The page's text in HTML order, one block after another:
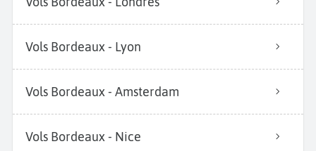
Vols Bordeaux - Lyon
Vols Bordeaux - Amsterdam
Vols Bordeaux - Nice